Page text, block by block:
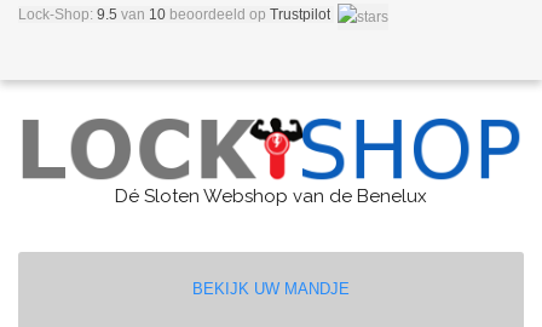
Lock-Shop: 9.5 van 10 beoordeeld op Trustpilot
Dé Sloten Webshop van de Benelux
BEKIJK UW MANDJE